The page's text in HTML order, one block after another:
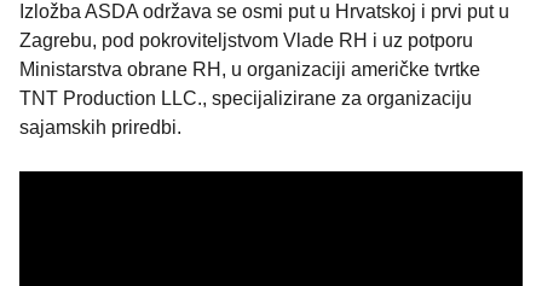
Izložba ASDA održava se osmi put u Hrvatskoj i prvi put u
Zagrebu, pod pokroviteljstvom Vlade RH i uz potporu
Ministarstva obrane RH, u organizaciji američke tvrtke
TNT Production LLC., specijalizirane za organizaciju
sajamskih priredbi.